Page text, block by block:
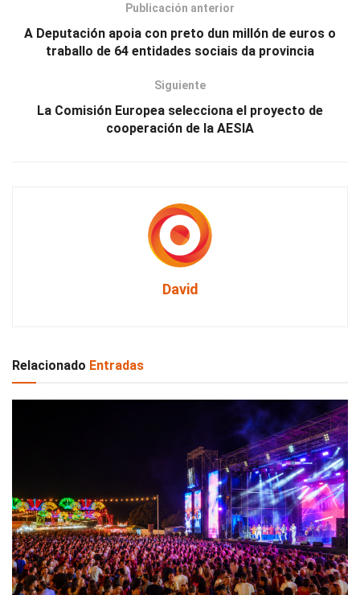
Publicación anterior
A Deputación apoia con preto dun millón de euros o
traballo de 64 entidades sociais da provincia
Siguiente
La Comisión Europea selecciona el proyecto de
cooperación de la AESIA
David
Relacionado Entradas